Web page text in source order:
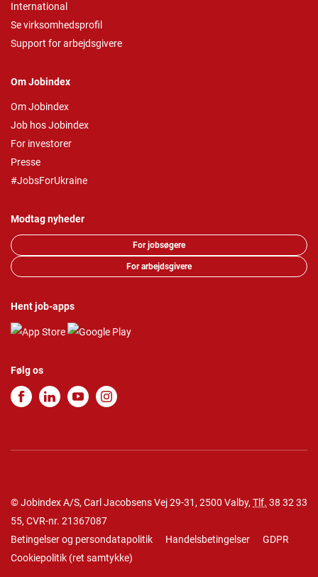
International
Se virksomhedsprofil
Support for arbejdsgivere
Om Jobindex
Om Jobindex
Job hos Jobindex
For investorer
Presse
#JobsForUkraine
Modtag nyheder
For jobsøgere
For arbejdsgivere
Hent job-apps
Følg os
© Jobindex A/S, Carl Jacobsens Vej 29-31, 2500 Valby, Tlf. 38 32 33
55, CVR-nr. 21367087
Betingelser og persondatapolitik
Handelsbetingelser
GDPR
Cookiepolitik (ret samtykke)